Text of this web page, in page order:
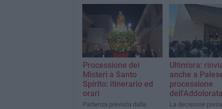
Processione dei
Misteri a Santo
Spirito: itinerario ed
orari
Partenza prevista dalla
Ultim'ora:
anche a
processione
dell'Addolorata
La decisione